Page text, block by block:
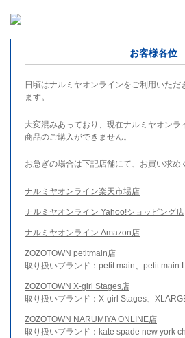
お客様各位
日頃はナルミヤオンラインをご利用いた
ます。
大変混みあっており、現在ナルミヤオンラ
商品のご購入ができません。
お急ぎの場合は下記店舗にて、お買い求め
ナルミヤオンライン楽天市場店
ナルミヤオンライン Yahoo!ショッピング店
ナルミヤオンライン Amazon店
ZOZOTOWN petitmain店
取り扱いブランド：petit main、petit main
ZOZOTOWN X-girl Stages店
取り扱いブランド：X-girl Stages、
ZOZOTOWN NARUMIYA ONLINE店
取り扱いブランド：kate spade new york